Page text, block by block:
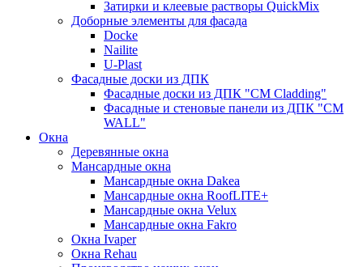
Затирки и клеевые растворы QuickMix
Доборные элементы для фасада
Docke
Nailite
U-Plast
Фасадные доски из ДПК
Фасадные доски из ДПК "CM Cladding"
Фасадные и стеновые панели из ДПК "CM
WALL"
Окна
Деревянные окна
Мансардные окна
Мансардные окна Dakea
Мансардные окна RoofLITE+
Мансардные окна Velux
Мансардные окна Fakro
Окна Ivaper
Окна Rehau